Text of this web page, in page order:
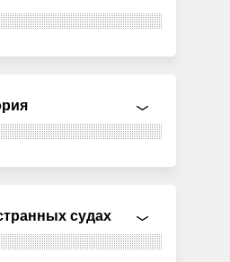
судах